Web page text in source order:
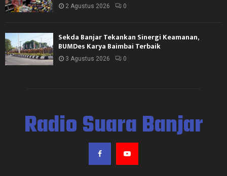
2 Agustus 2026 0
Sekda Banjar Tekankan Sinergi Keamanan,
BUMDes Karya Baimbai Terbaik
3 Agustus 2026 0
Radio Suara Banjar